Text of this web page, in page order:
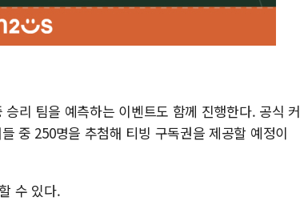
리 팀을 예측하는 이벤트도 함께 진행한다. 공식 커
중 250명을 추첨해 티빙 구독권을 제공할 예정이
수 있다.